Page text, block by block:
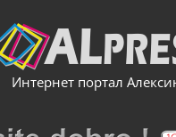
Интернет портал